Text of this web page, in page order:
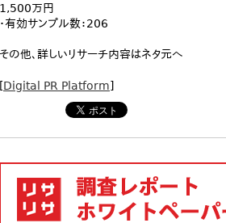
1,500万円
・有効サンプル数：206
その他、詳しいリサーチ内容はネタ元へ
[Digital PR Platform]